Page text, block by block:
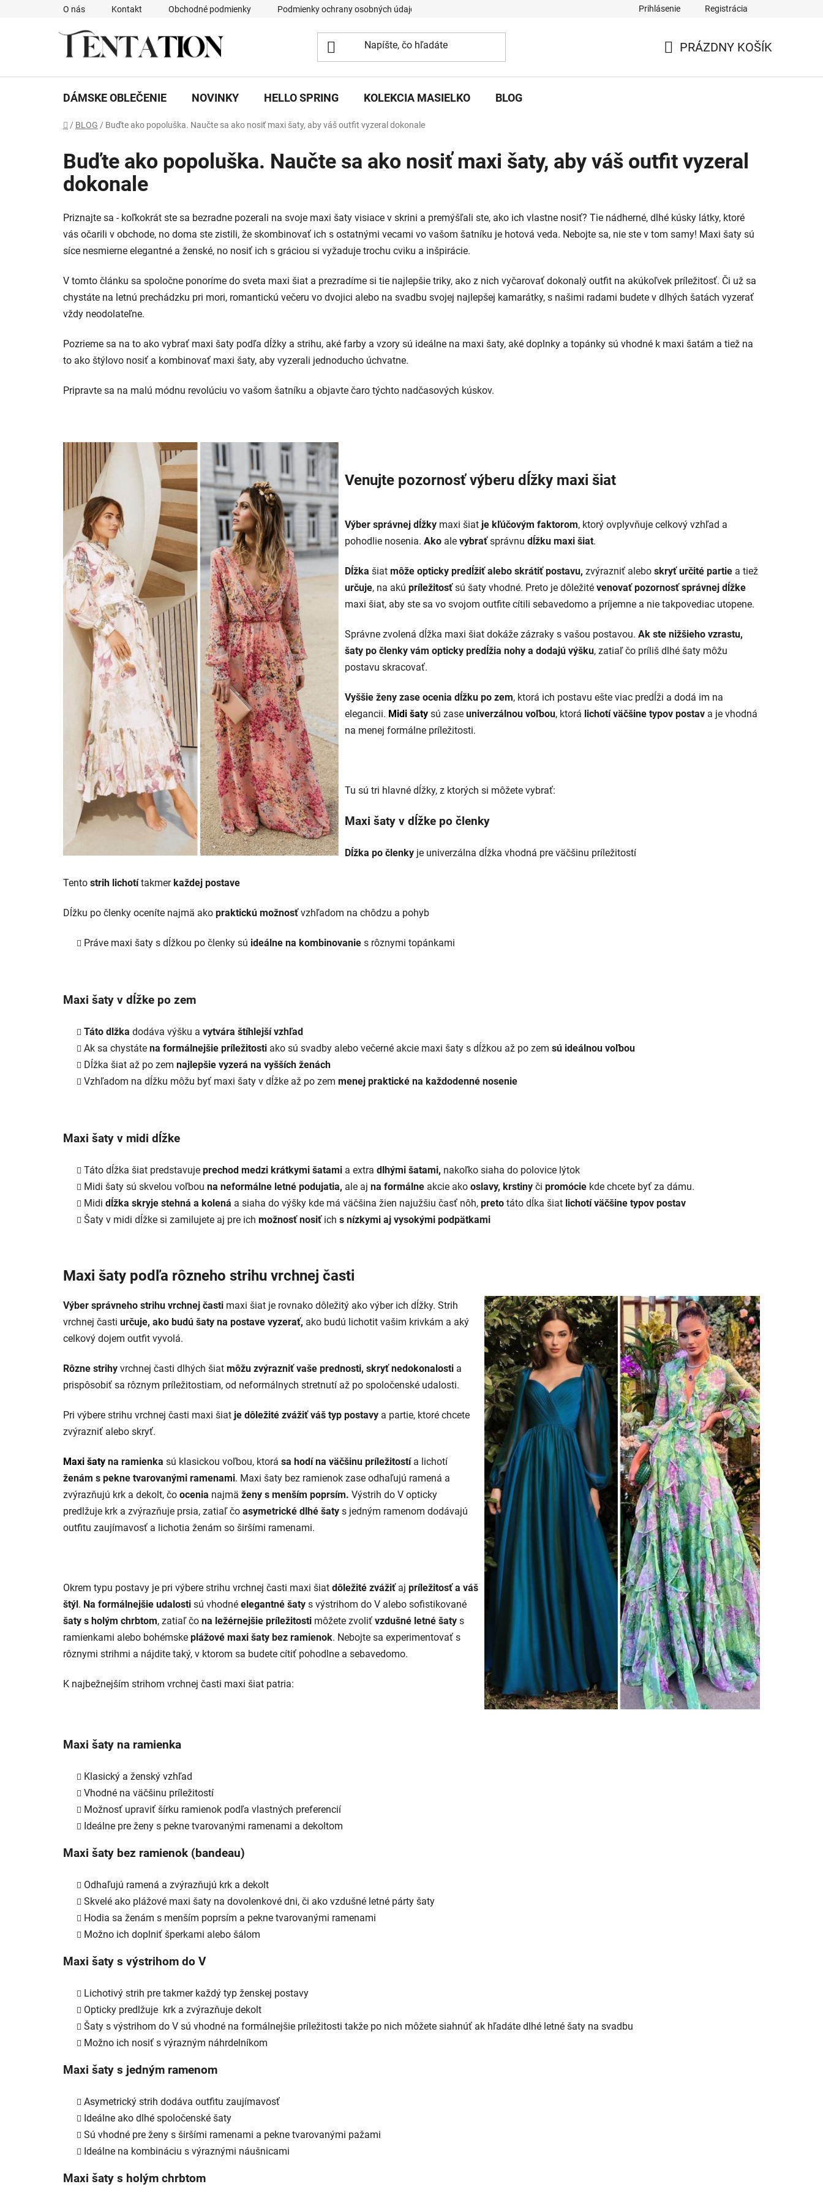
O nás Kontakt Obchodné podmienky Podmienky ochrany osobných údajov Prihlásenie Registrácia
PRÁZDNY KOŠÍK
DÁMSKE OBLEČENIE NOVINKY HELLO SPRING KOLEKCIA MASIELKO BLOG
Domov
/ BLOG / Buďte ako popoluška. Naučte sa ako nosiť maxi šaty, aby váš outfit vyzeral dokonale
Buďte ako popoluška. Naučte sa ako nosiť maxi šaty, aby váš outfit vyzeral
dokonale
Priznajte sa - koľkokrát ste sa bezradne pozerali na svoje maxi šaty visiace v skrini a premýšľali ste, ako ich vlastne nosiť? Tie nádherné, dlhé kúsky látky, ktoré
vás očarili v obchode, no doma ste zistili, že skombinovať ich s ostatnými vecami vo vašom šatníku je hotová veda. Nebojte sa, nie ste v tom samy! Maxi šaty sú
síce nesmierne elegantné a ženské, no nosiť ich s gráciou si vyžaduje trochu cviku a inšpirácie.
V tomto článku sa spoločne ponoríme do sveta maxi šiat a prezradíme si tie najlepšie triky, ako z nich vyčarovať dokonalý outfit na akúkoľvek príležitosť. Či už sa
chystáte na letnú prechádzku pri mori, romantickú večeru vo dvojici alebo na svadbu svojej najlepšej kamarátky, s našimi radami budete v dlhých šatách vyzerať
vždy neodolateľne.
Pozrieme sa na to ako vybrať maxi šaty podľa dĺžky a strihu, aké farby a vzory sú ideálne na maxi šaty, aké doplnky a topánky sú vhodné k maxi šatám a tiež na
to ako štýlovo nosiť a kombinovať maxi šaty, aby vyzerali jednoducho úchvatne.
Pripravte sa na malú módnu revolúciu vo vašom šatníku a objavte čaro týchto nadčasových kúskov.
Venujte pozornosť výberu dĺžky maxi šiat
Výber správnej dĺžky maxi šiat je kľúčovým faktorom, ktorý ovplyvňuje celkový vzhľad a
pohodlie nosenia. Ako ale vybraťsprávnu dĺžku maxi šiat.
Dĺžka šiat môže opticky predĺžiť alebo skrátiť postavu, zvýrazniť alebo skryť určité partie a tiež
určuje, na akú príležitosťsú šaty vhodné. Preto je dôležité venovať pozornosť správnej dĺžke
maxi šiat, aby ste sa vo svojom outfite cítili sebavedomo a príjemne a nie takpovediac utopene.
Správne zvolená dĺžka maxi šiat dokáže zázraky s vašou postavou. Ak ste nižšieho vzrastu,
šaty po členky vám opticky predĺžia nohy a dodajú výšku, zatiaľ čo príliš dlhé šaty môžu
postavu skracovať.
Vyššie ženy zase ocenia dĺžku po zem, ktorá ich postavu ešte viac predĺži a dodá im na
elegancii. Midi šaty sú zase univerzálnou voľbou, ktorá lichotí väčšine typov postav a je vhodná
na menej formálne príležitosti.
Tu sú tri hlavné dĺžky, z ktorých si môžete vybrať:
Maxi šaty v dĺžke po členky
Dĺžka po členky je univerzálna dĺžka vhodná pre väčšinu príležitostí
Tento strih lichotítakmer každej postave
Dĺžku po členky oceníte najmä ako praktickú možnosťvzhľadom na chôdzu a pohyb
Práve maxi šaty s dĺžkou po členky sú ideálne na kombinovanie s rôznymi topánkami
Maxi šaty v dĺžke po zem
Táto dlžka dodáva výšku a vytvára štíhlejší vzhľad
Ak sa chystáte na formálnejšie príležitosti ako sú svadby alebo večerné akcie maxi šaty s dĺžkou až po zem sú ideálnou voľbou
Dĺžka šiat až po zem najlepšie vyzerá na vyšších ženách
Vzhľadom na dĺžku môžu byť maxi šaty v dĺžke až po zem menej praktické na každodenné nosenie
Maxi šaty v midi dĺžke
Táto dĺžka šiat predstavuje prechod medzi krátkymi šatami a extra dlhými šatami, nakoľko siaha do polovice lýtok
Midi šaty sú skvelou voľbou na neformálne letné podujatia, ale aj na formálne akcie ako oslavy, krstiny či promócie kde chcete byť za dámu.
Midi dĺžka skryje stehná a kolená a siaha do výšky kde má väčšina žien najužšiu časť nôh, preto táto dĺka šiat lichotí väčšine typov postav
Šaty v midi dĺžke si zamilujete aj pre ich možnosť nosiťich s nízkymi aj vysokými podpätkami
Maxi šaty podľa rôzneho strihu vrchnej časti
Výber správneho strihu vrchnej časti maxi šiat je rovnako dôležitý ako výber ich dĺžky. Strih
vrchnej časti určuje, ako budú šaty na postave vyzerať, ako budú lichotit vašim krivkám a aký
celkový dojem outfit vyvolá.
Rôzne strihy vrchnej časti dlhých šiat môžu zvýrazniť vaše prednosti, skryť nedokonalosti a
prispôsobiť sa rôznym príležitostiam, od neformálnych stretnutí až po spoločenské udalosti.
Pri výbere strihu vrchnej časti maxi šiat je dôležité zvážiť váš typ postavy a partie, ktoré chcete
zvýrazniť alebo skryť.
Maxi šaty na ramienka sú klasickou voľbou, ktorá sa hodí na väčšinu príležitostía lichotí
ženám s pekne tvarovanými ramenami. Maxi šaty bez ramienok zase odhaľujú ramená a
zvýrazňujú krk a dekolt, čo ocenia najmä ženy s menším poprsím. Výstrih do V opticky
predlžuje krk a zvýrazňuje prsia, zatiaľ čo asymetrické dlhé šaty s jedným ramenom dodávajú
outfitu zaujímavosť a lichotia ženám so širšími ramenami.
Okrem typu postavy je pri výbere strihu vrchnej časti maxi šiat dôležité zvážiťaj príležitosť a váš
štýl . Na formálnejšie udalosti sú vhodné elegantné šaty s výstrihom do V alebo sofistikované
šaty s holým chrbtom, zatiaľ čo na ležérnejšie príležitosti môžete zvoliť vzdušné letné šaty s
ramienkami alebo bohémske plážové maxi šaty bez ramienok. Nebojte sa experimentovať s
rôznymi strihmi a nájdite taký, v ktorom sa budete cítiť pohodlne a sebavedomo.
K najbežnejším strihom vrchnej časti maxi šiat patria:
Maxi šaty na ramienka
Klasický a ženský vzhľad
Vhodné na väčšinu príležitostí
Možnosť upraviť šírku ramienok podľa vlastných preferencií
Ideálne pre ženy s pekne tvarovanými ramenami a dekoltom
Maxi šaty bez ramienok (bandeau)
Odhaľujú ramená a zvýrazňujú krk a dekolt
Skvelé ako plážové maxi šaty na dovolenkové dni, či ako vzdušné letné párty šaty
Hodia sa ženám s menším poprsím a pekne tvarovanými ramenami
Možno ich doplniť šperkami alebo šálom
Maxi šaty s výstrihom do V
Lichotivý strih pre takmer každý typ ženskej postavy
Opticky predlžuje krk a zvýrazňuje dekolt
Šaty s výstrihom do V sú vhodné na formálnejšie príležitosti takže po nich môžete siahnúť ak hľadáte dlhé letné šaty na svadbu
Možno ich nosiť s výrazným náhrdelníkom
Maxi šaty s jedným ramenom
Asymetrický strih dodáva outfitu zaujímavosť
Ideálne ako dlhé spoločenské šaty
Sú vhodné pre ženy s širšími ramenami a pekne tvarovanými pažami
Ideálne na kombináciu s výraznými náušnicami
Maxi šaty s holým chrbtom